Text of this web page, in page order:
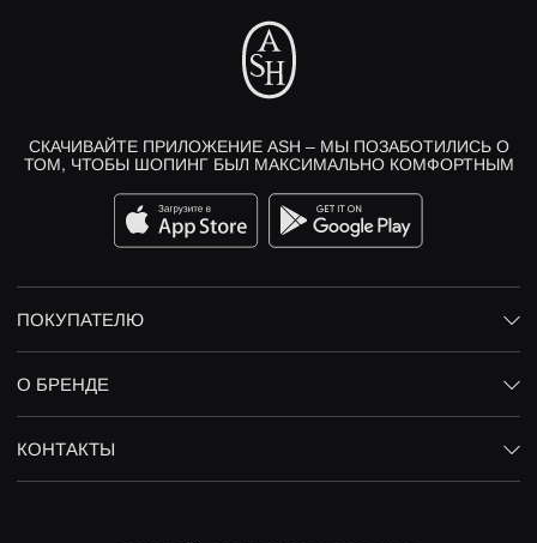
СКАЧИВАЙТЕ ПРИЛОЖЕНИЕ ASH – МЫ ПОЗАБОТИЛИСЬ О
ТОМ, ЧТОБЫ ШОПИНГ БЫЛ МАКСИМАЛЬНО КОМФОРТНЫМ
ПОКУПАТЕЛЮ
О БРЕНДЕ
КОНТАКТЫ